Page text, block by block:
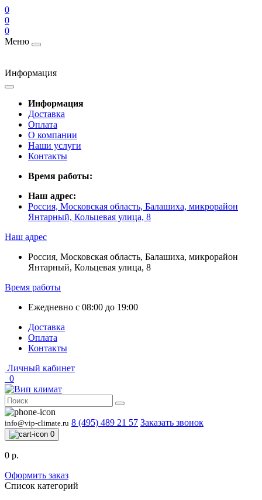
0
0
0
Меню
Информация
Информация
Доставка
Оплата
О компании
Наши услуги
Контакты
Время работы:
Наш адрес:
Россия, Московская область, Балашиха, микрорайон
Янтарный, Кольцевая улица, 8
Наш адрес
Россия, Московская область, Балашиха, микрорайон
Янтарный, Кольцевая улица, 8
Время работы
Ежедневно с 08:00 до 19:00
Доставка
Оплата
Контакты
Личный кабинет
0
info@vip-climate.ru 8 (495) 489 21 57 Заказать звонок
0
0 р.
Оформить заказ
Список категорий